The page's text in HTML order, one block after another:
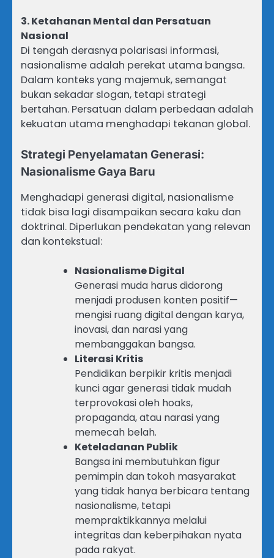
3. Ketahanan Mental dan Persatuan
Nasional
Di tengah derasnya polarisasi informasi,
nasionalisme adalah perekat utama bangsa.
Dalam konteks yang majemuk, semangat
bukan sekadar slogan, tetapi strategi
bertahan. Persatuan dalam perbedaan adalah
kekuatan utama menghadapi tekanan global.
Strategi Penyelamatan Generasi:
Nasionalisme Gaya Baru
Menghadapi generasi digital, nasionalisme
tidak bisa lagi disampaikan secara kaku dan
doktrinal. Diperlukan pendekatan yang relevan
dan kontekstual:
Nasionalisme Digital
Generasi muda harus didorong
menjadi produsen konten positif—
mengisi ruang digital dengan karya,
inovasi, dan narasi yang
membanggakan bangsa.
Literasi Kritis
Pendidikan berpikir kritis menjadi
kunci agar generasi tidak mudah
terprovokasi oleh hoaks,
propaganda, atau narasi yang
memecah belah.
Keteladanan Publik
Bangsa ini membutuhkan figur
pemimpin dan tokoh masyarakat
yang tidak hanya berbicara tentang
nasionalisme, tetapi
mempraktikkannya melalui
integritas dan keberpihakan nyata
pada rakyat.